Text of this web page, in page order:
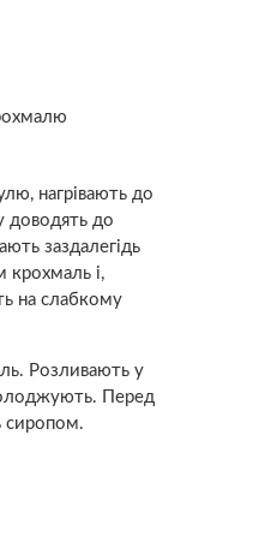
нагрівають до
доводять до
заздалегідь
і,
на слабкому
Розливають у
Перед
сиропом.